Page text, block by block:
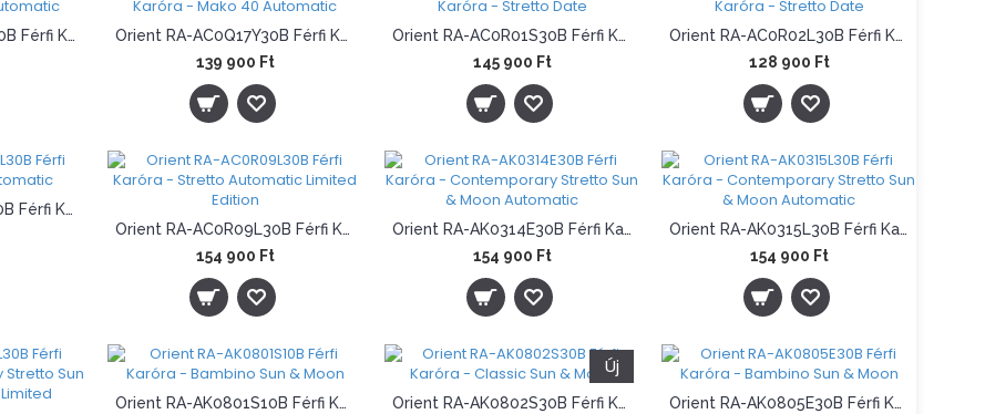
Orient RA-AC0Q16N30B Férfi Karóra - Mako 40 Automatic
Orient RA-AC0Q17Y30B Férfi Karóra - Mako 40 Automatic
139 900 Ft
Orient RA-AC0R01S30B Férfi Karóra - Stretto Date
145 900 Ft
Orient RA-AC0R02L30B Férfi Karóra - Stretto Date
128 900 Ft
Orient RA-AC0R06L30B Férfi Karóra - Stretto Automatic
Orient RA-AC0R09L30B Férfi Karóra - Stretto Automatic Limited Edition
154 900 Ft
Orient RA-AK0314E30B Férfi Karóra - Contemporary Stretto Sun & Moon Automatic
154 900 Ft
Orient RA-AK0315L30B Férfi Karóra - Contemporary Stretto Sun & Moon Automatic
154 900 Ft
Orient RA-AK0801S10B Férfi Karóra - Bambino Sun & Moon
Új
Orient RA-AK0802S30B Férfi Karóra - Classic Sun & Moon Orient RA-AK0805E30B Férfi Karóra - Bambino Sun & Moon